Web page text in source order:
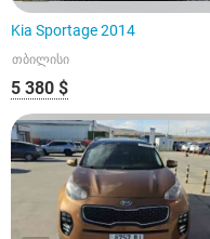
Kia Sportage 2014
თბილისი
5 380 $